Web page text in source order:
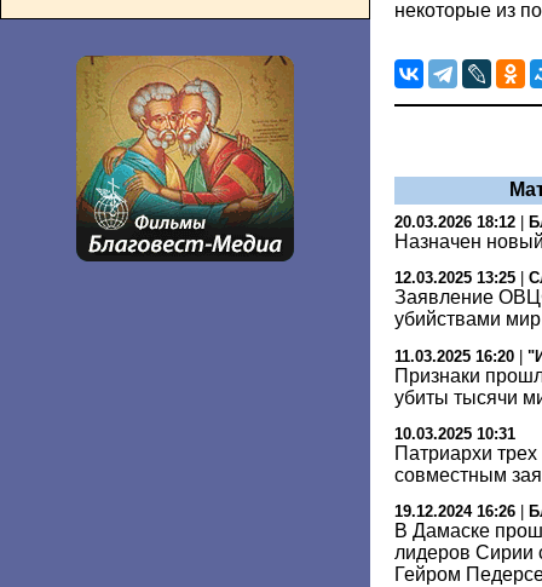
некоторые из
20.03.2026 18:12
Назначен
12.03.2025 13:25
Заявление
убийствами
11.03.2025 16:20 |
Признаки
убиты тысячи
10.03.2025 10:31
Патриархи
совместным
19.12.2024 16:26
В Дамаске
лидеров Сирии
Гейром